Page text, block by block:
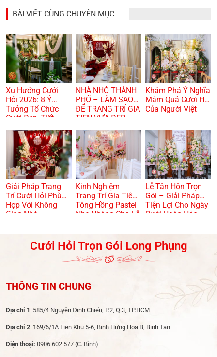
BÀI VIẾT CÙNG CHUYÊN MỤC
Xu Hướng Cưới
Hỏi 2026: 8 Ý
Tưởng Tổ Chức
Cưới Đẹp, Tiết
NHÀ NHỎ THÀNH
PHỐ – LÀM SAO
ĐỂ TRANG TRÍ GIA
TIÊN VỪA ĐẸP
TRỌNG? 🏠🌸
Khám Phá Ý Nghĩa
Mâm Quả Cưới Hỏi
Của Người Việt
Giải Pháp Trang
Trí Cưới Hỏi Phù
Hợp Với Không
Gian Nhà
Kinh Nghiệm
Trang Trí Gia Tiên
Tông Hồng Pastel
Nhẹ Nhàng Cho Lễ
Lễ Tân Hôn Trọn
Gói – Giải Pháp
Tiện Lợi Cho Ngày
Cưới Hoàn Hảo
Cưới Hỏi Trọn Gói Long Phụng
THÔNG TIN CHUNG
Địa chỉ 1 : 585/4 Nguyễn Đình Chiểu, P.2, Q.3, TP.HCM
Địa chỉ 2: 169/6/1A Liên Khu 5-6, Bình Hưng Hoà B, Bình Tân
Điện thoại: 0906 602 577 (C. Bình)